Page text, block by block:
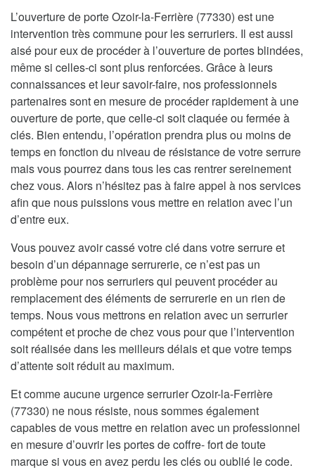
L’ouverture de porte Ozoir-la-Ferrière (77330) est une
intervention très commune pour les serruriers. Il est aussi
aisé pour eux de procéder à l’ouverture de portes blindées,
même si celles-ci sont plus renforcées. Grâce à leurs
connaissances et leur savoir-faire, nos professionnels
partenaires sont en mesure de procéder rapidement à une
ouverture de porte, que celle-ci soit claquée ou fermée à
clés. Bien entendu, l’opération prendra plus ou moins de
temps en fonction du niveau de résistance de votre serrure
mais vous pourrez dans tous les cas rentrer sereinement
chez vous. Alors n’hésitez pas à faire appel à nos services
afin que nous puissions vous mettre en relation avec l’un
d’entre eux.
Vous pouvez avoir cassé votre clé dans votre serrure et
besoin d’un dépannage serrurerie, ce n’est pas un
problème pour nos serruriers qui peuvent procéder au
remplacement des éléments de serrurerie en un rien de
temps. Nous vous mettrons en relation avec un serrurier
compétent et proche de chez vous pour que l’intervention
soit réalisée dans les meilleurs délais et que votre temps
d’attente soit réduit au maximum.
Et comme aucune urgence serrurier Ozoir-la-Ferrière
(77330) ne nous résiste, nous sommes également
capables de vous mettre en relation avec un professionnel
en mesure d’ouvrir les portes de coffre- fort de toute
marque si vous en avez perdu les clés ou oublié le code.